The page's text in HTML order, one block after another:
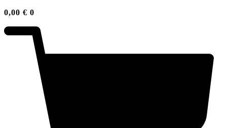
0,00 € 0